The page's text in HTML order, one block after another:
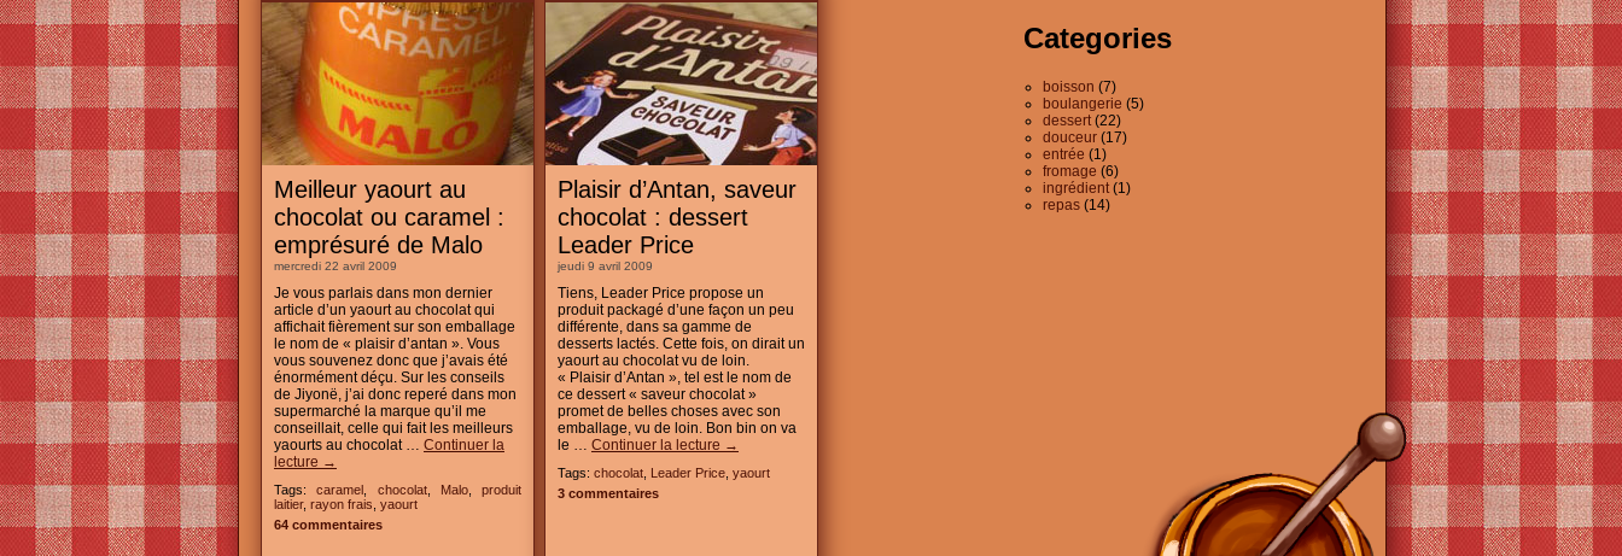
Meilleur yaourt au
chocolat ou caramel :
emprésuré de Malo
mercredi 22 avril 2009
Je vous parlais dans mon dernier
article d’un yaourt au chocolat qui
affichait fièrement sur son emballage
le nom de « plaisir d’antan ». Vous
vous souvenez donc que j’avais été
énormément déçu. Sur les conseils
de Jiyonë, j’ai donc reperé dans mon
supermarché la marque qu’il me
conseillait, celle qui fait les meilleurs
yaourts au chocolat … Continuer la
lecture →
Tags:caramel chocolat, Malo, produit
laitier, rayon frais yaourt
64 commentaires
Plaisir d’Antan, saveur
chocolat : dessert
Leader Price
jeudi 9 avril 2009
Tiens, Leader Price propose un
produit packagé d’une façon un peu
différente, dans sa gamme de
desserts lactés. Cette fois, on dirait un
yaourt au chocolat vu de loin.
« Plaisir d’Antan », tel est le nom de
ce dessert « saveur chocolat »
promet de belles choses avec son
emballage, vu de loin. Bon bin on va
le … Continuer la lecture →
Tags: chocolat Leader Price yaourt
3 commentaires
Categories
boisson (7)
boulangerie (5)
dessert(22)
douceur(17)
entrée (1)
fromage (6)
ingrédient(1)
repas(14)